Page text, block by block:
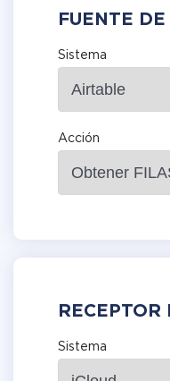
FUENTE DE
Sistema
Acción
RECEPTOR
Sistema